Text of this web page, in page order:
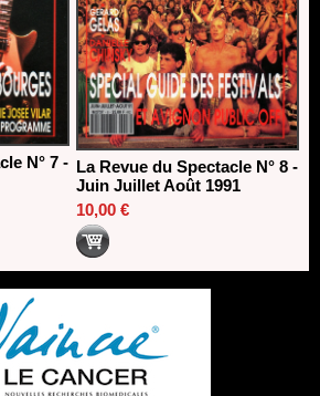
N° 7 - La Revue du Spectacle N° 8 -
Juin Juillet Août 1991
10,00 €